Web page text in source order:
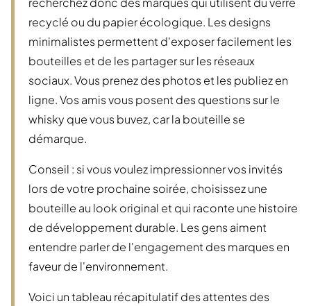
recyclé ou du papier écologique. Les designs
minimalistes permettent d'exposer facilement les
bouteilles et de les partager sur les réseaux
sociaux. Vous prenez des photos et les publiez en
ligne. Vos amis vous posent des questions sur le
whisky que vous buvez, car la bouteille se
démarque.
Conseil : si vous voulez impressionner vos invités
lors de votre prochaine soirée, choisissez une
bouteille au look original et qui raconte une histoire
de développement durable. Les gens aiment
entendre parler de l'engagement des marques en
faveur de l'environnement.
Voici un tableau récapitulatif des attentes des